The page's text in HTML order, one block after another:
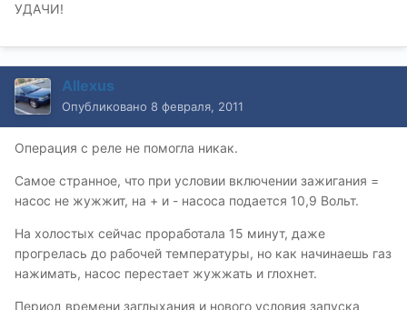
УДАЧИ!
Allexus
Опубликовано 8 февраля, 2011
Операция с реле не помогла никак.
Самое странное, что при условии включении зажигания =
насос не жужжит, на + и - насоса подается 10,9 Вольт.
На холостых сейчас проработала 15 минут, даже
прогрелась до рабочей температуры, но как начинаешь газ
нажимать, насос перестает жужжать и глохнет.
Период времени заглыхания и нового условия запуска